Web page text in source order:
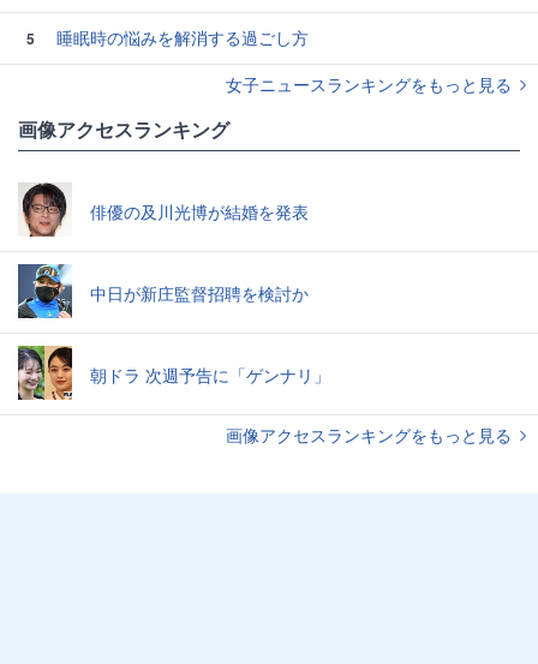
5
睡眠時の悩みを解消する過ごし方
女子ニュースランキングをもっと見る
画像アクセスランキング
俳優の及川光博が結婚を発表
中日が新庄監督招聘を検討か
朝ドラ 次週予告に「ゲンナリ」
画像アクセスランキングをもっと見る